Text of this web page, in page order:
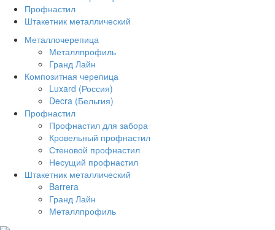
Профнастил
Штакетник металлический
Металлочерепица
Металлпрофиль
Гранд Лайн
Композитная черепица
Luxard (Россия)
Decra (Бельгия)
Профнастил
Профнастил для забора
Кровельный профнастил
Стеновой профнастил
Несущий профнастил
Штакетник металлический
Barrera
Гранд Лайн
Металлпрофиль